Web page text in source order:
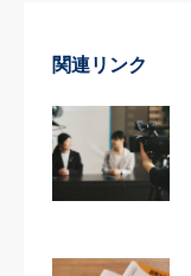
関連リンク